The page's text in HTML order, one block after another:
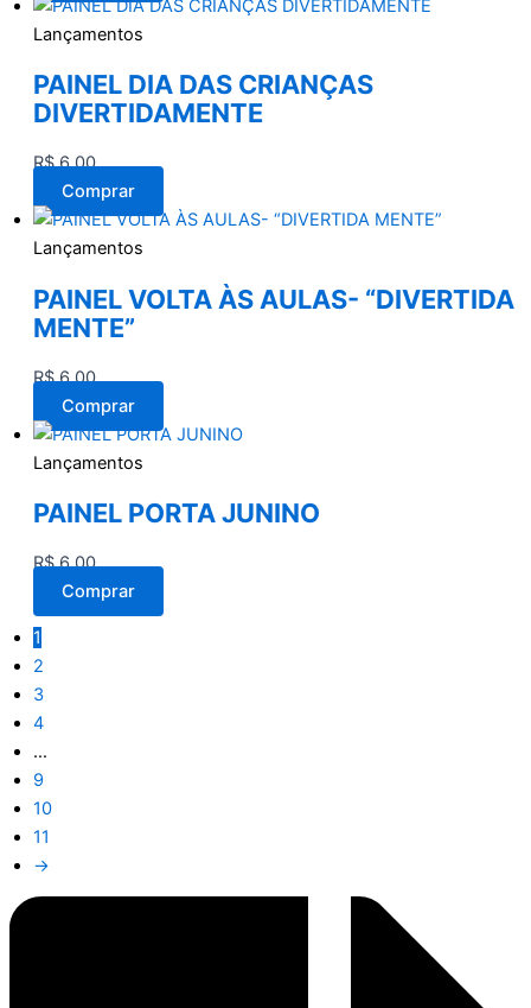
Lançamentos
PAINEL DIA DAS CRIANÇAS
DIVERTIDAMENTE
R$6,00
Comprar
Lançamentos
PAINEL VOLTA ÀS AULAS- “DIVERTIDA
MENTE”
R$6,00
Comprar
Lançamentos
PAINEL PORTA JUNINO
R$6,00
Comprar
1
2
3
4
…
9
10
11
→